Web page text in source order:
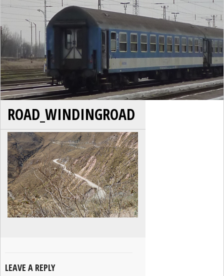
ROAD_WINDINGROAD
LEAVE A REPLY